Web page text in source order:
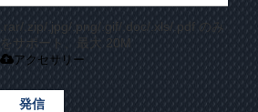
.rar/.zip/.jpg/.png/.gif/.doc/.xls/.pdf のみ
をサポート、最大 20M
アクセサリー
発信